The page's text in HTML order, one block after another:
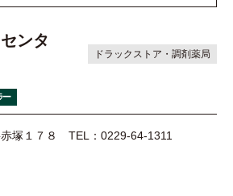
ンタ
ドラックストア・調剤薬局
ー
塚１７８ TEL：0229-64-1311